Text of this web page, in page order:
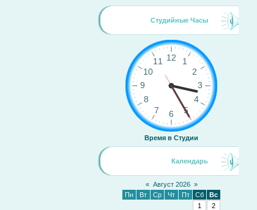
Студийные Часы
Время в Студии
Календарь
« Август 2026 »
Пн
Вт Ср Чт Пт Сб
Вс
1
2